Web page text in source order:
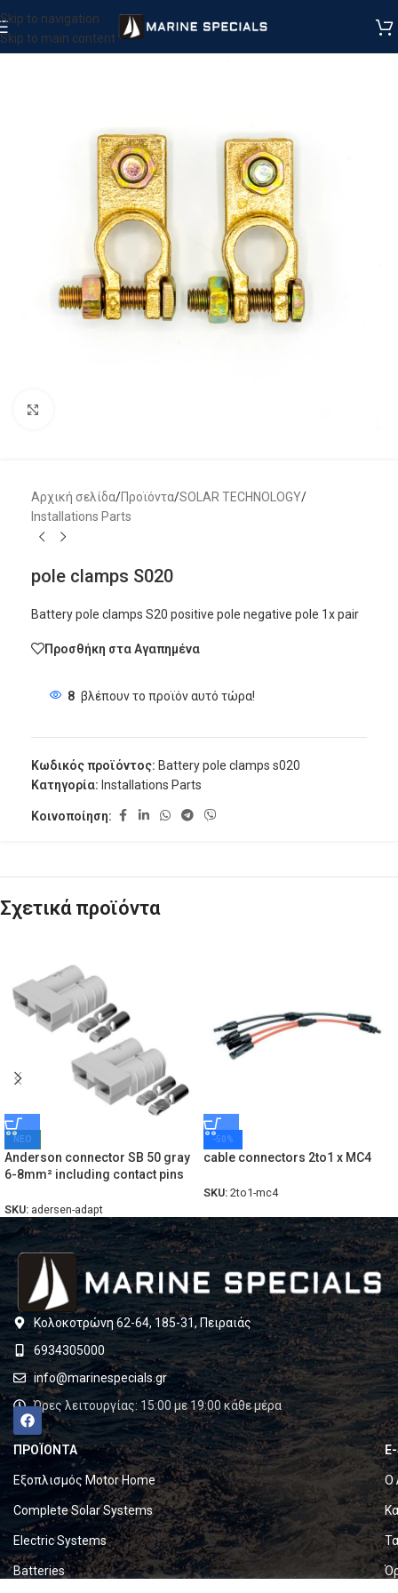
Skip to navigation
Skip to main content
Αρχική σελίδα/Προϊόντα/SOLAR TECHNOLOGY/
Installations Parts
pole clamps S020
Battery pole clamps S20 positive pole negative pole 1x pair
Προσθήκη στα Αγαπημένα
8 βλέπουν το προϊόν αυτό τώρα!
Κωδικός προϊόντος: Battery pole clamps s020
Κατηγορία: Installations Parts
Κοινοποίηση:
Σχετικά προϊόντα
ΝΕΟ
Anderson connector SB 50 gray
6-8mm² including contact pins
SKU: adersen-adapt
-50%
cable connectors 2to1 x MC4
SKU: 2to1-mc4
Κολοκοτρώνη 62-64, 185-31, Πειραιάς
6934305000
info@marinespecials.gr
Ώρες λειτουργίας: 15:00 με 19:00 κάθε μέρα
ΠΡΟΪΟΝΤΑ
Εξοπλισμός Motor Home
Complete Solar Systems
Electric Systems
Batteries
Ο